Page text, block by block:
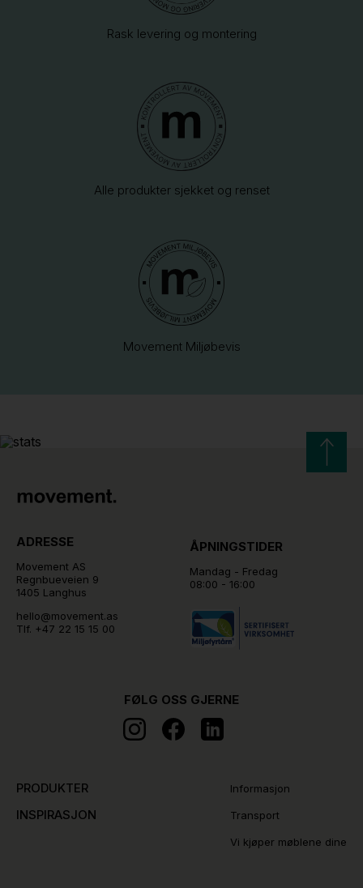
Rask levering og montering
Alle produkter sjekket og renset
Movement Miljøbevis
ADRESSE
Movement AS
Regnbueveien 9
1405 Langhus
hello@movement.as
Tlf. +47 22 15 15 00
ÅPNINGSTIDER
Mandag - Fredag
08:00 - 16:00
PRODUKTER
INSPIRASJON
Informasjon
Transport
Vi kjøper møblene dine
FØLG OSS GJERNE